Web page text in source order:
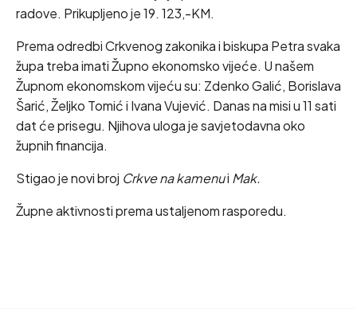
radove. Prikupljeno je 19. 123,-KM.
Prema odredbi Crkvenog zakonika i biskupa Petra svaka
župa treba imati Župno ekonomsko vijeće. U našem
Župnom ekonomskom vijeću su: Zdenko Galić, Borislava
Šarić, Željko Tomić i Ivana Vujević. Danas na misi u 11 sati
dat će prisegu. Njihova uloga je savjetodavna oko
župnih financija.
Stigao je novi broj Crkve na kamenui Mak.
Župne aktivnosti prema ustaljenom rasporedu.